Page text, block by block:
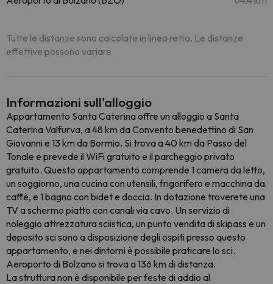
Tutte le distanze sono calcolate in linea retta. Le distanze
effettive possono variare.
Informazioni sull'alloggio
Appartamento Santa Caterina offre un alloggio a Santa
Caterina Valfurva, a 48 km da Convento benedettino di San
Giovanni e 13 km da Bormio. Si trova a 40 km da Passo del
Tonale e prevede il WiFi gratuito e il parcheggio privato
gratuito. Questo appartamento comprende 1 camera da letto,
un soggiorno, una cucina con utensili, frigorifero e macchina da
caffè, e 1 bagno con bidet e doccia. In dotazione troverete una
TV a schermo piatto con canali via cavo. Un servizio di
noleggio attrezzatura sciistica, un punto vendita di skipass e un
deposito sci sono a disposizione degli ospiti presso questo
appartamento, e nei dintorni è possibile praticare lo sci.
Aeroporto di Bolzano si trova a 136 km di distanza.
La struttura non è disponibile per feste di addio al